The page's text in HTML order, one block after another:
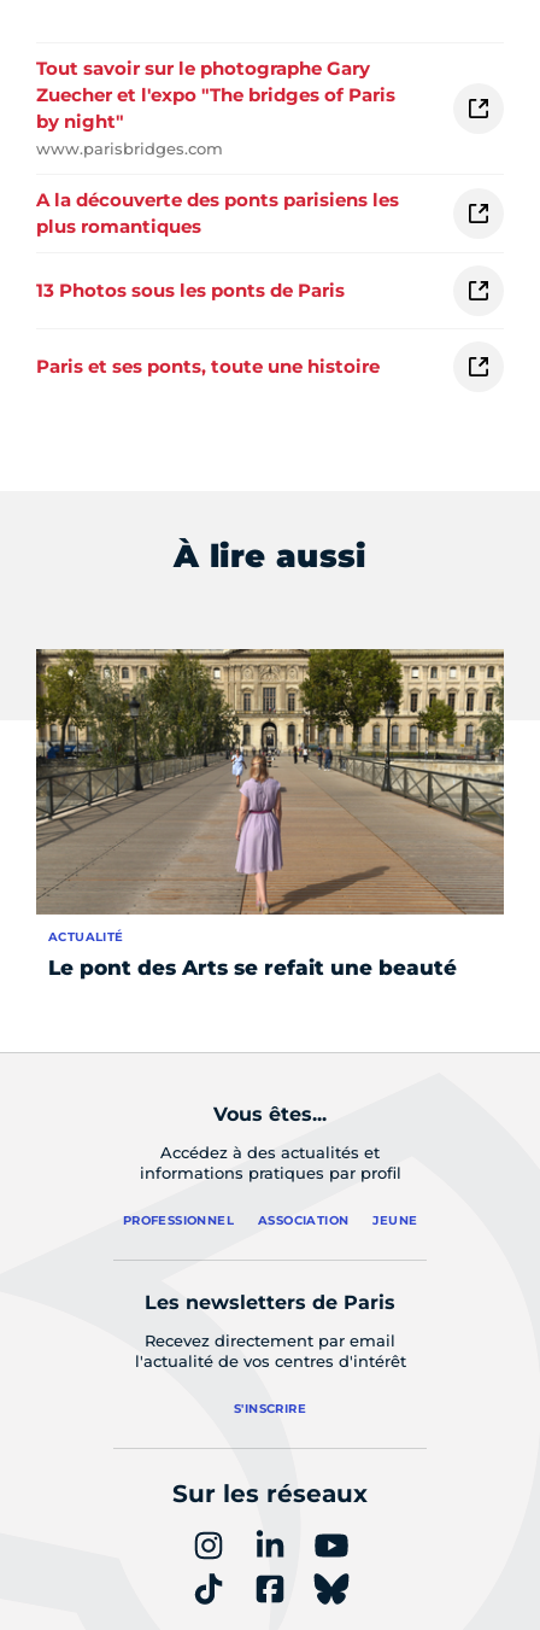
Tout savoir sur le photographe Gary
Zuecher et l'expo "The bridges of Paris
by night"
www.parisbridges.com
A la découverte des ponts parisiens les
plus romantiques
13 Photos sous les ponts de Paris
Paris et ses ponts, toute une histoire
À lire aussi
Le pont des Arts se refait une beauté
ACTUALITÉ
Vous êtes...
Accédez à des actualités et
informations pratiques par profil
PROFESSIONNEL ASSOCIATION JEUNE
Les newsletters de Paris
Recevez directement par email
l'actualité de vos centres d'intérêt
S'INSCRIRE
Sur les réseaux